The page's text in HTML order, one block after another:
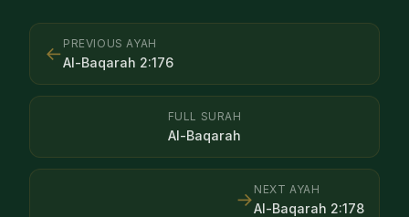
← PREVIOUS AYAH
Al-Baqarah 2:176
FULL SURAH
Al-Baqarah
NEXT AYAH
Al-Baqarah 2:178
→